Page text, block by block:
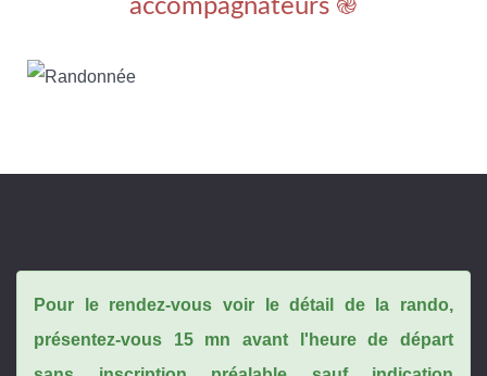
accompagnateurs ֎
Pour le rendez-vous voir le détail de la rando,
présentez-vous 15 mn avant l'heure de départ